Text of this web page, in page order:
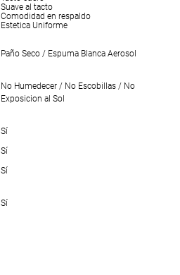
Suave al tacto
Comodidad en respaldo
Estetica Uniforme
Paño Seco / Espuma Blanca Aerosol
No Humedecer / No Escobillas / No
Exposicion al Sol
Sí
Sí
Sí
Sí